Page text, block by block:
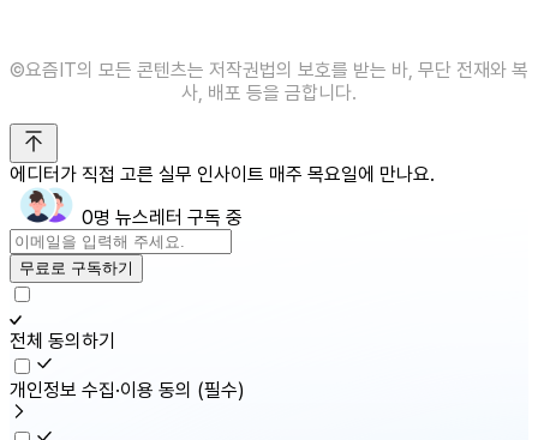
©️요즘IT의 모든 콘텐츠는 저작권법의 보호를 받는 바, 무단 전재와 복
사, 배포 등을 금합니다.
에디터가 직접 고른 실무 인사이트 매주 목요일에 만나요.
0명 뉴스레터 구독 중
무료로 구독하기
전체 동의하기
개인정보 수집·이용 동의 (필수)